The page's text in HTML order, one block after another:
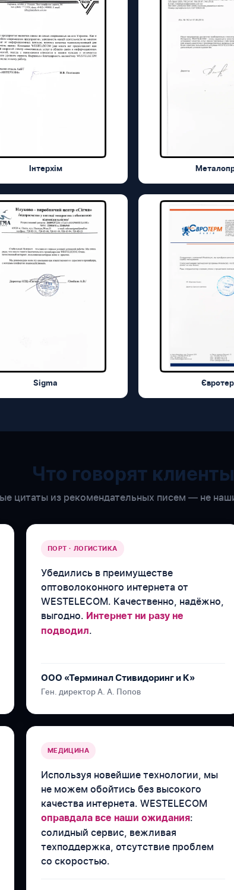
Інтерхім
Sigma
Что говорят клиенты
цитаты из рекомендательных писем — не
ПОРТ · ЛОГИСТИКА
Убедились в преимуществе
оптоволоконного интернета от
WESTELECOM. Качественно, надёжно,
выгодно. Интернет ни разу не
подводил.
ООО «Терминал Стивидоринг и К»
Ген. директор А. А. Попов
МЕДИЦИНА
Используя новейшие технологии, мы
не можем обойтись без высокого
качества интернета. WESTELECOM
оправдала все наши ожидания:
солидный сервис, вежливая
техподдержка, отсутствие проблем
со скоростью.